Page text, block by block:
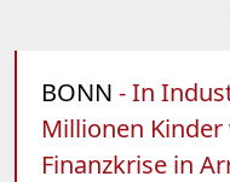
BONN - In
Millionen
Finanzkrise in